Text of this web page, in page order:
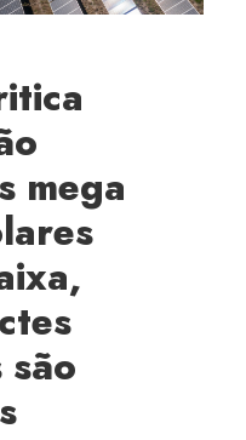
mega